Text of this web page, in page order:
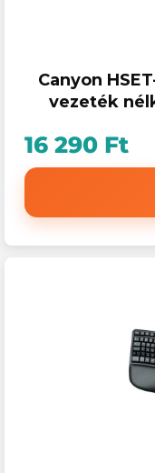
Canyon
vezeték
16 290 Ft